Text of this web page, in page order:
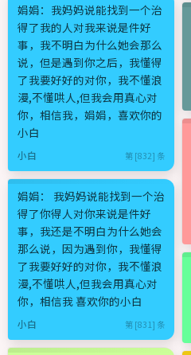
娟娟：我妈妈说能找到一个治
得了我的人对我来说是件好
事，我不明白为什么她会那么
说，但是遇到你之后，我懂得
了我要好好的对你，我不懂浪
漫,不懂哄人,但我会用真心对
你，相信我，娟娟，喜欢你的
小白
小白 第 [832] 条
娟娟： 我妈妈说能找到一个治
得了你得人对你来说是件好
事，我还是不明白为什么她会
那么说，因为遇到你，我懂得
了我要好好的对你，我不懂浪
漫,不懂哄人,但我会用真心对
你，相信我 喜欢你的小白
小白 第 [831] 条